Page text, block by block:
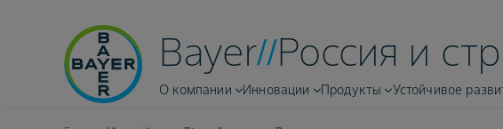
Bayer Россия и
О компании Инновации Продукты Устойчивое